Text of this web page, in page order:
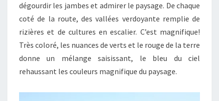
dégourdir les jambes et admirer le paysage. De chaque
coté de la route, des vallées verdoyante remplie de
rizières et de cultures en escalier. C’est magnifique!
Très coloré, les nuances de verts et le rouge de la terre
donne un mélange saisissant, le bleu du ciel
rehaussant les couleurs magnifique du paysage.